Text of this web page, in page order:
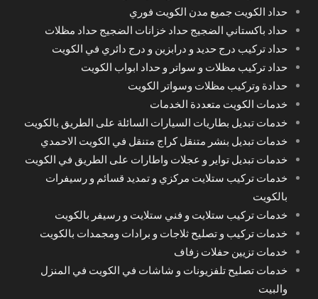
حداد الكويت جميع مدن الكويت فوري
حداد باكستاني الضجيج حداد خزانات الضجيج حداد مظلات
حداد تركيب درج حديد و درابزين و درج دائري في الكويت
حداد تركيب مظلات و سواتر و حداد ابواب الكويت
حدادة وتركيب مظلات وسواتر الكويت
خدمات الكويت متعددة الخدمات
خدمات تبديل بطاريات السيارات السائلة على الطريق بالكويت
خدمات تبديل بنشر متنقل كراج متنقل في الكويت الاحمدي
خدمات تبديل تواير و عجلات واطارات على الطريق في الكويت
خدمات تركيب ستلايت مركزي و تمديد قسائم و رسيفرات
بالكويت
خدمات تركيب ستلايت و فني ستلايت و رسيفر بالكويت
خدمات تركيب و تصليح ثلاجات و برادات ومجمدات بالكويت
خدمات تزيين حفلات زفاف
خدمات تصليح تلفزيونات و شاشات في الكويت في المنزل
والبيت